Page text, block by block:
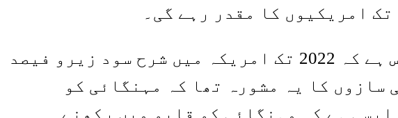
امریکیوں کا مقدر رہے گی۔
امریکی فیڈرل رویزرو کے 17 پالیسی سازوں کا یہ متفقہ ریسپانس ہے کہ 2022 تک امریکہ میں شرح سود زیرو فیصد
پالیسی سازوں کا یہ مشورہ تھا کہ مہنگائی کو
ہے کہ مہنگائی کو قابو میں رکھنے